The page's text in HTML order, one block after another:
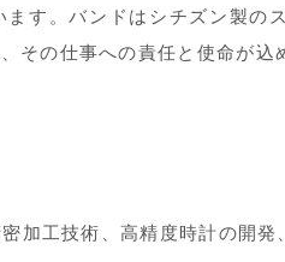
ます。バンドはシチズン製の
その仕事への責任と使命が込
加工技術、高精度時計の開発